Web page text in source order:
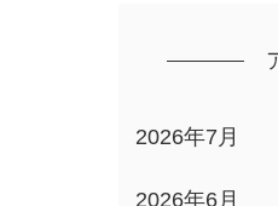
2026年7月
2026年6月